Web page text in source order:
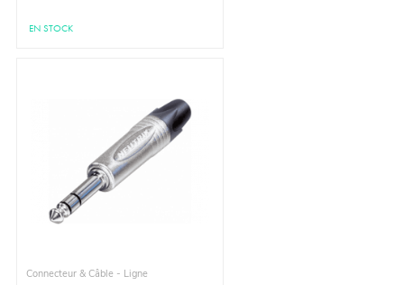
EN STOCK
Connecteur & Câble - Ligne